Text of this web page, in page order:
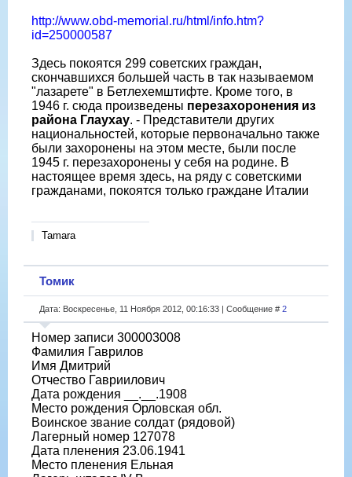
http://www.obd-memorial.ru/html/info.htm?
id=250000587
Здесь покоятся 299 советских граждан,
скончавшихся большей часть в так называемом
"лазарете" в Бетлехемштифте. Кроме того, в
1946 г. сюда произведены перезахоронения из
района Глаухау. - Представители других
национальностей, которые первоначально также
были захоронены на этом месте, были после
1945 г. перезахоронены у себя на родине. В
настоящее время здесь, на ряду с советскими
гражданами, покоятся только граждане Италии
Tamara
Томик
Дата: Воскресенье, 11 Ноября 2012, 00:16:33 | Сообщение # 2
Номер записи 300003008
Фамилия Гаврилов
Имя Дмитрий
Отчество Гавриилович
Дата рождения __.__.1908
Место рождения Орловская обл.
Воинское звание солдат (рядовой)
Лагерный номер 127078
Дата пленения 23.06.1941
Место пленения Ельная